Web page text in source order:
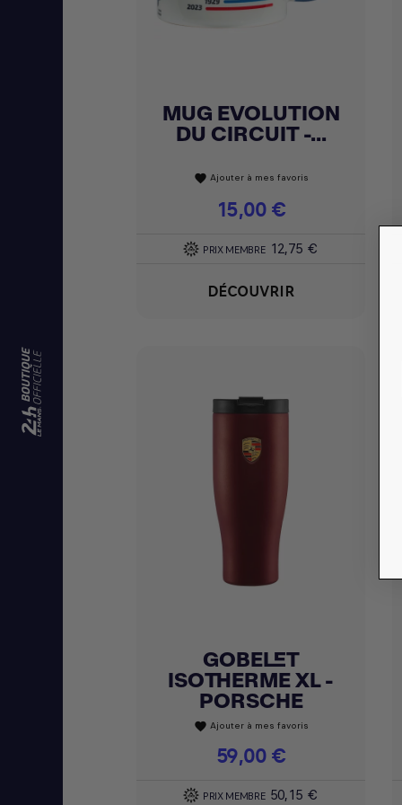
Achat express
MUG EVOLUTION
DU CIRCUIT -...
favorite Ajouter à mes favoris
Prix
15,00 €
PRIX MEMBRE 12,75 €
DÉCOUVRIR
Achat express
GOBELET
ISOTHERME XL -
PORSCHE
favorite Ajouter à mes favoris
Prix
59,00 €
PRIX MEMBRE 50,15 €